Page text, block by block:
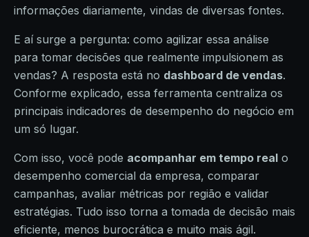
informações diariamente, vindas de diversas fontes.
E aí surge a pergunta: como agilizar essa análise
para tomar decisões que realmente impulsionem as
vendas? A resposta está no dashboard de vendas.
Conforme explicado, essa ferramenta centraliza os
principais indicadores de desempenho do negócio em
um só lugar.
Com isso, você pode acompanhar em tempo real o
desempenho comercial da empresa, comparar
campanhas, avaliar métricas por região e validar
estratégias. Tudo isso torna a tomada de decisão mais
eficiente, menos burocrática e muito mais ágil.